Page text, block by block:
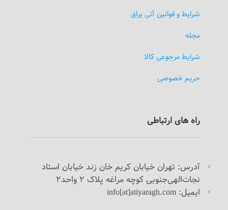
شرایط و قوانین آتی یراق
مجله
شرایط مرجوعی کالا
حریم خصوصی
راه های ارتباطی
آدرس: تهران خیابان کریم خان زند خیابان استاد
نجات‌الهی‌جنوبی کوچه مراغه پلاک 2 واحد2
ایمیل: info[at]atiyaragh.com